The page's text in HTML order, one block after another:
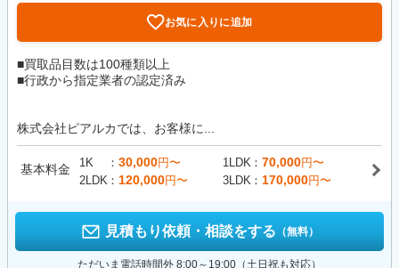
お気に入りに追加
■買取品目数は100種類以上
■行政から指定業者の認定済み
株式会社ピアルカでは、お客様に...
基本料金 1K 30,000円〜 1LDK 70,000円〜
2LDK
120,000円〜 3LDK 170,000円〜
見積もり依頼・相談をする （無料）
ただいま電話時間外 8:00～19:00（土日祝も対応）